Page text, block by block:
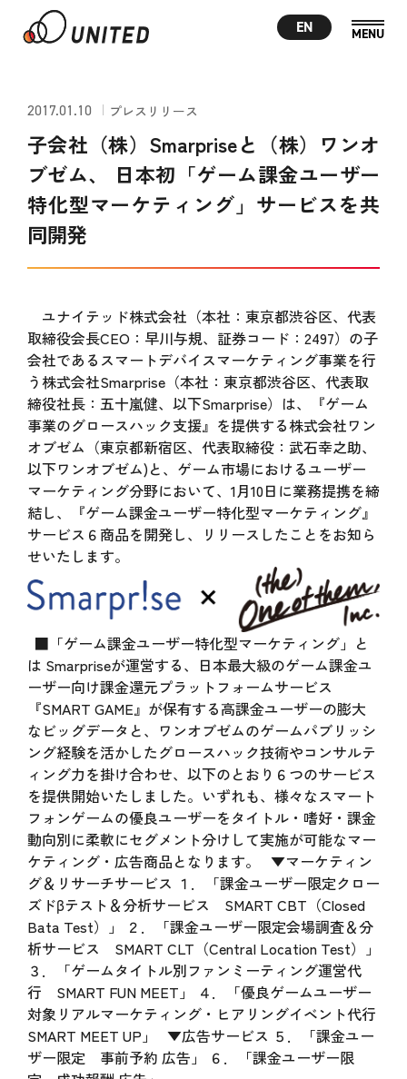
EN
2017.01.10 プレスリリース
子会社（株）Smarpriseと（株）ワンオ
ブゼム、 日本初「ゲーム課金ユーザー
特化型マーケティング」サービスを共
同開発
ユナイテッド株式会社（本社：東京都渋谷区、代表
取締役会長CEO：早川与規、証券コード：2497）の子
会社であるスマートデバイスマーケティング事業を行
う株式会社Smarprise（本社：東京都渋谷区、代表取
締役社長：五十嵐健、以下Smarprise）は、『ゲーム
事業のグロースハック支援』を提供する株式会社ワン
オブゼム（東京都新宿区、代表取締役：武石幸之助、
以下ワンオブゼム)と、ゲーム市場におけるユーザー
マーケティング分野において、1月10日に業務提携を締
結し、『ゲーム課金ユーザー特化型マーケティング』
サービス６商品を開発し、リリースしたことをお知ら
せいたします。
■「ゲーム課金ユーザー特化型マーケティング」と
は Smarpriseが運営する、日本最大級のゲーム課金ユ
ーザー向け課金還元プラットフォームサービス
『SMART GAME』が保有する高課金ユーザーの膨大
なビッグデータと、ワンオブゼムのゲームパブリッシ
ング経験を活かしたグロースハック技術やコンサルテ
ィング力を掛け合わせ、以下のとおり６つのサービス
を提供開始いたしました。いずれも、様々なスマート
フォンゲームの優良ユーザーをタイトル・嗜好・課金
動向別に柔軟にセグメント分けして実施が可能なマー
ケティング・広告商品となります。 ▼マーケティン
グ＆リサーチサービス １．「課金ユーザー限定クロー
ズドβテスト＆分析サービス SMART CBT（Closed
Bata Test）」 ２．「課金ユーザー限定会場調査＆分
析サービス SMART CLT（Central Location Test）」
３．「ゲームタイトル別ファンミーティング運営代
行 SMART FUN MEET」 ４．「優良ゲームユーザー
対象リアルマーケティング・ヒアリングイベント代行
SMART MEET UP」 ▼広告サービス ５．「課金ユー
ザー限定 事前予約 広告」 ６．「課金ユーザー限